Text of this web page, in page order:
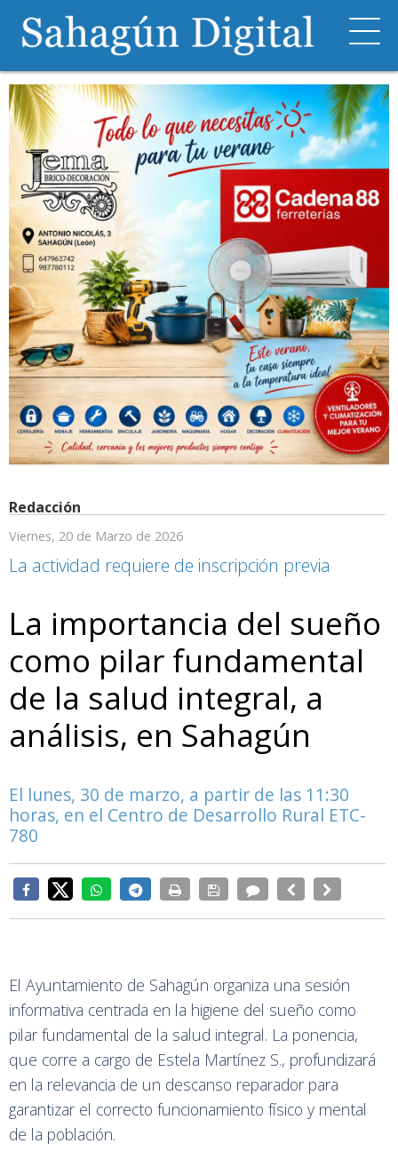
Redacción
Viernes, 20 de Marzo de 2026
La actividad requiere de inscripción previa
La importancia del sueño
como pilar fundamental
de la salud integral, a
análisis, en Sahagún
El lunes, 30 de marzo, a partir de las 11:30
horas, en el Centro de Desarrollo Rural ETC-
780
El Ayuntamiento de Sahagún organiza una sesión
informativa centrada en la higiene del sueño como
pilar fundamental de la salud integral. La ponencia,
que corre a cargo de Estela Martínez S., profundizará
en la relevancia de un descanso reparador para
garantizar el correcto funcionamiento físico y mental
de la población.